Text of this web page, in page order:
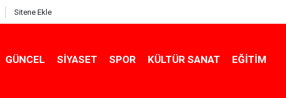
Sitene Ekle
GÜNCEL SIYASET SPOR KÜLTÜR SANAT EĞITIM